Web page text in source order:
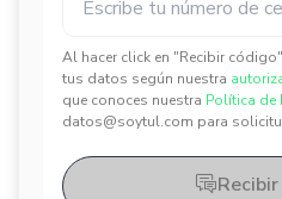
Al hacer click en "Recibir
tus datos según nuestra
que conoces nuestra Política de
datos@soytul.com para